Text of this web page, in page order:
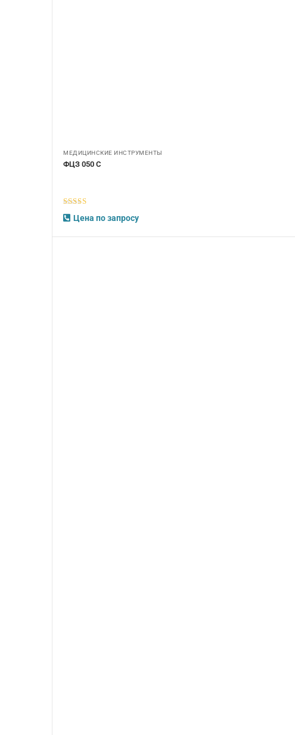
МЕДИЦИНСКИЕ ИНСТРУМЕНТЫ
ФЦЗ 050 С
5из 5
Цена по запросу